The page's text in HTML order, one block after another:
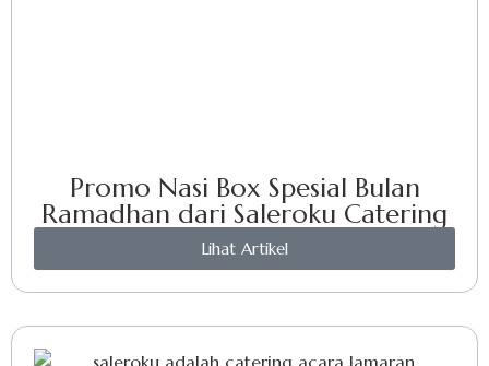
Promo Nasi Box Spesial Bulan
Ramadhan dari Saleroku Catering
Lihat Artikel